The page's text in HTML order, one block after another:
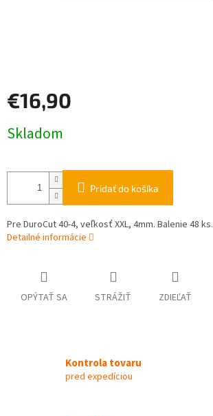
€16,90
cena:
Skladom
Pridať do košíka
Pre DuroCut 40-4, veľkosť XXL, 4mm. Balenie 48 ks.
Detailné informácie
OPÝTAŤ SA STRÁŽIŤ ZDIEĽAŤ
Kontrola tovaru
pred expedíciou